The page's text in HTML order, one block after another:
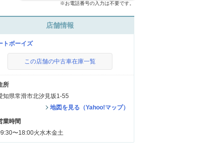
※お電話番号の入力は不要です。
店舗情報
トボーイズ
この店舗の中古車在庫一覧
所
知県常滑市北汐見坂1-55
地図を見る（Yahoo!マップ）
業時間
〜18:00火水木金土